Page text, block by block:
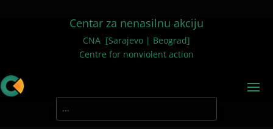
Centar za nenasilnu akciju
CNA [Sarajevo | Beograd]
Centre for nonviolent action